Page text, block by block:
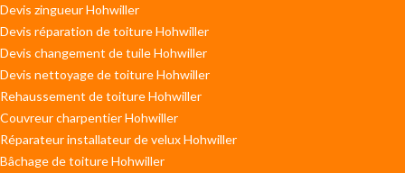
Devis zingueur Hohwiller
Devis réparation de toiture Hohwiller
Devis changement de tuile Hohwiller
Devis nettoyage de toiture Hohwiller
Rehaussement de toiture Hohwiller
Couvreur charpentier Hohwiller
Réparateur installateur de velux Hohwiller
Bâchage de toiture Hohwiller